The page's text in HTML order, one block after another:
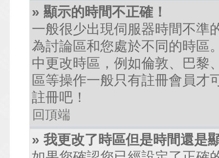
» 顯示的時間不正確！
一般很少出現伺服器時間不準
為討論區和您處於不同的時區
中更改時區，例如倫敦、巴黎
區等操作一般只有註冊會員才
註冊吧！
回頂端
» 我更改了時區但是時間還是